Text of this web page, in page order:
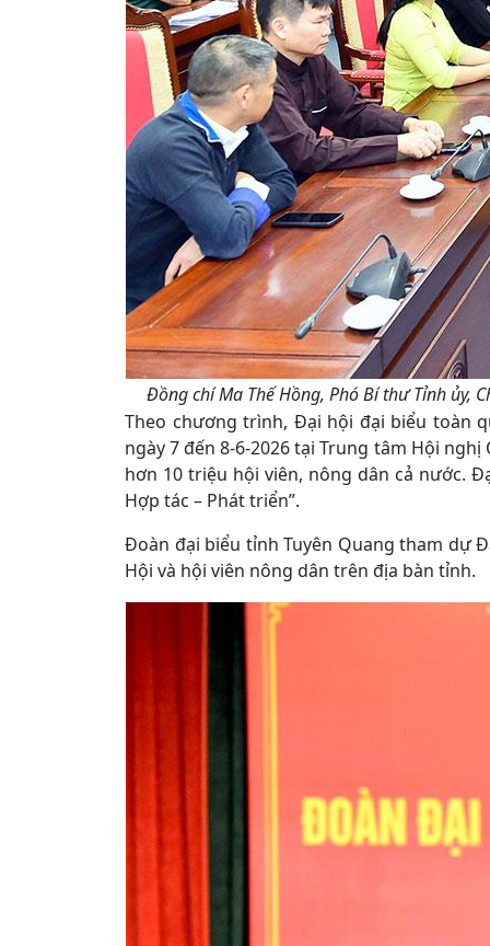
Đồng chí Ma Thế Hồng, Phó Bí thư Tỉnh ủy,
Theo chương trình, Đại hội đại biểu toàn
ngày 7 đến 8-6-2026 tại Trung tâm Hội
hơn 10 triệu hội viên, nông dân cả nước.
Hợp tác – Phát triển”.
Đoàn đại biểu tỉnh Tuyên Quang tham dự
Hội và hội viên nông dân trên địa bàn tỉnh.